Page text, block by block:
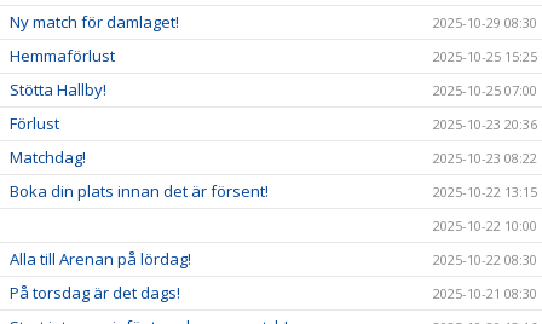
Ny match för damlaget! 2025-10-29 08:30
Hemmaförlust 2025-10-25 15:25
Stötta Hallby! 2025-10-25 07:00
Förlust 2025-10-23 20:36
Matchdag! 2025-10-23 08:22
Boka din plats innan det är försent!
2025-10-22 13:15
2025-10-22 10:00
Alla till Arenan på lördag! 2025-10-22 08:30
På torsdag är det dags! 2025-10-21 08:30